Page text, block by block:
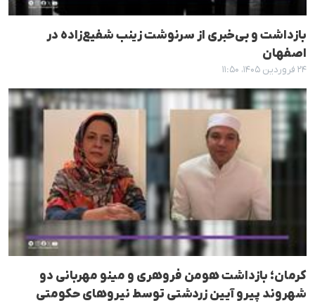
بازداشت و بی‌خبری از سرنوشت زینب شفیع‌زاده در
اصفهان
۲۴ فروردین ۱۴۰۵، ۱۱:۵۰
کرمان؛ بازداشت هومن فروهری و مینو مهربانی دو
شهروند پیرو آیین زردشتی توسط نیروهای حکومتی